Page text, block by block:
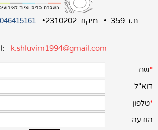
ת.ד 359 • מיקוד 2310202• 046415161
k.shluvim1994@gmail.com